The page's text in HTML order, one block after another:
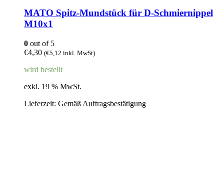
MATO Spitz-Mundstück für D-Schmiernippel
M10x1
0 out of 5
€4,30 (€5,12 inkl. MwSt)
wird bestellt
exkl. 19 % MwSt.
Lieferzeit: Gemäß Auftragsbestätigung